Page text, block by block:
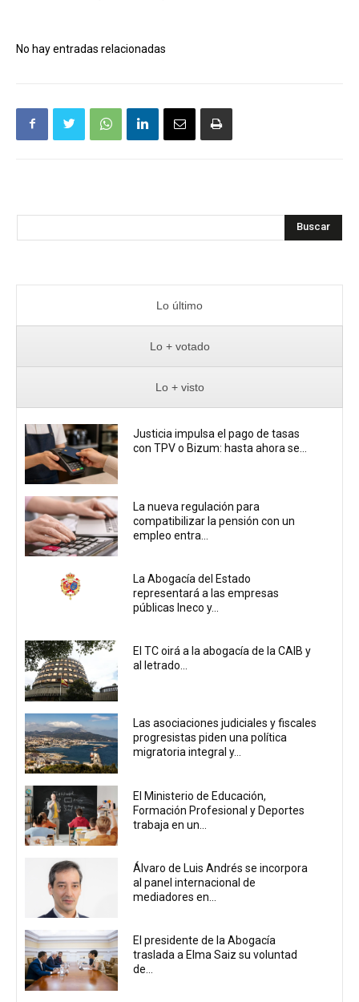
No hay entradas relacionadas
Buscar
Lo último
Lo + votado
Lo + visto
Justicia impulsa el pago de tasas
con TPV o Bizum: hasta ahora se...
La nueva regulación para
compatibilizar la pensión con un
empleo entra...
La Abogacía del Estado
representará a las empresas
públicas Ineco y...
El TC oirá a la abogacía de la CAIB y
al letrado...
Las asociaciones judiciales y fiscales
progresistas piden una política
migratoria integral y...
El Ministerio de Educación,
Formación Profesional y Deportes
trabaja en un...
Álvaro de Luis Andrés se incorpora
al panel internacional de
mediadores en...
El presidente de la Abogacía
traslada a Elma Saiz su voluntad
de...